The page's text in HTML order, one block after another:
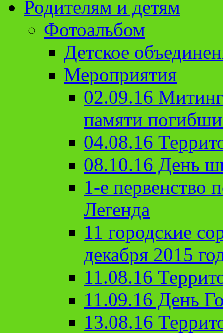
Родителям и детям
Фотоальбом
Детское
Мероприятия
02.09.16
памяти
04.08.16
08.10.16 День
1-е первенство
Легенда
11 городские
декабря 2015
11.08.16
11.09.16 День
13.08.16